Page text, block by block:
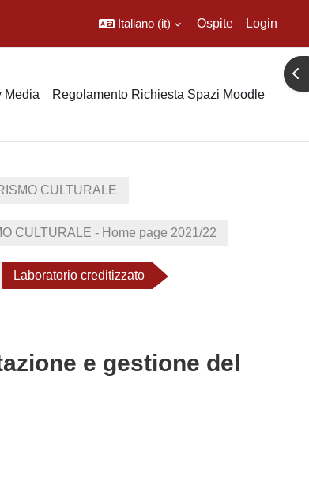
Italiano ‎(it)‎ Ospite Login
Media Regolamento Richiesta Spazi Moodle
CULTURALE
CULTURALE - Home page 2021/22
Laboratorio creditizzato
e gestione del